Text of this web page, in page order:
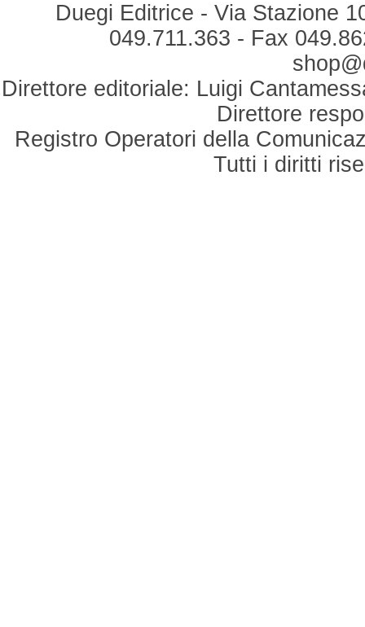
Duegi Editrice - Via Stazione
049.711.363 - Fax
Direttore editoriale: Luigi
Direttore
Registro Operatori della
Tutti i diritti